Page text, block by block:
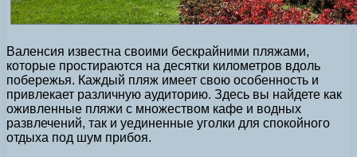
Валенсия известна своими бескрайними пляжами,
которые простираются на десятки километров вдоль
побережья. Каждый пляж имеет свою особенность и
привлекает различную аудиторию. Здесь вы найдете как
оживленные пляжи с множеством кафе и водных
развлечений, так и уединенные уголки для спокойного
отдыха под шум прибоя.